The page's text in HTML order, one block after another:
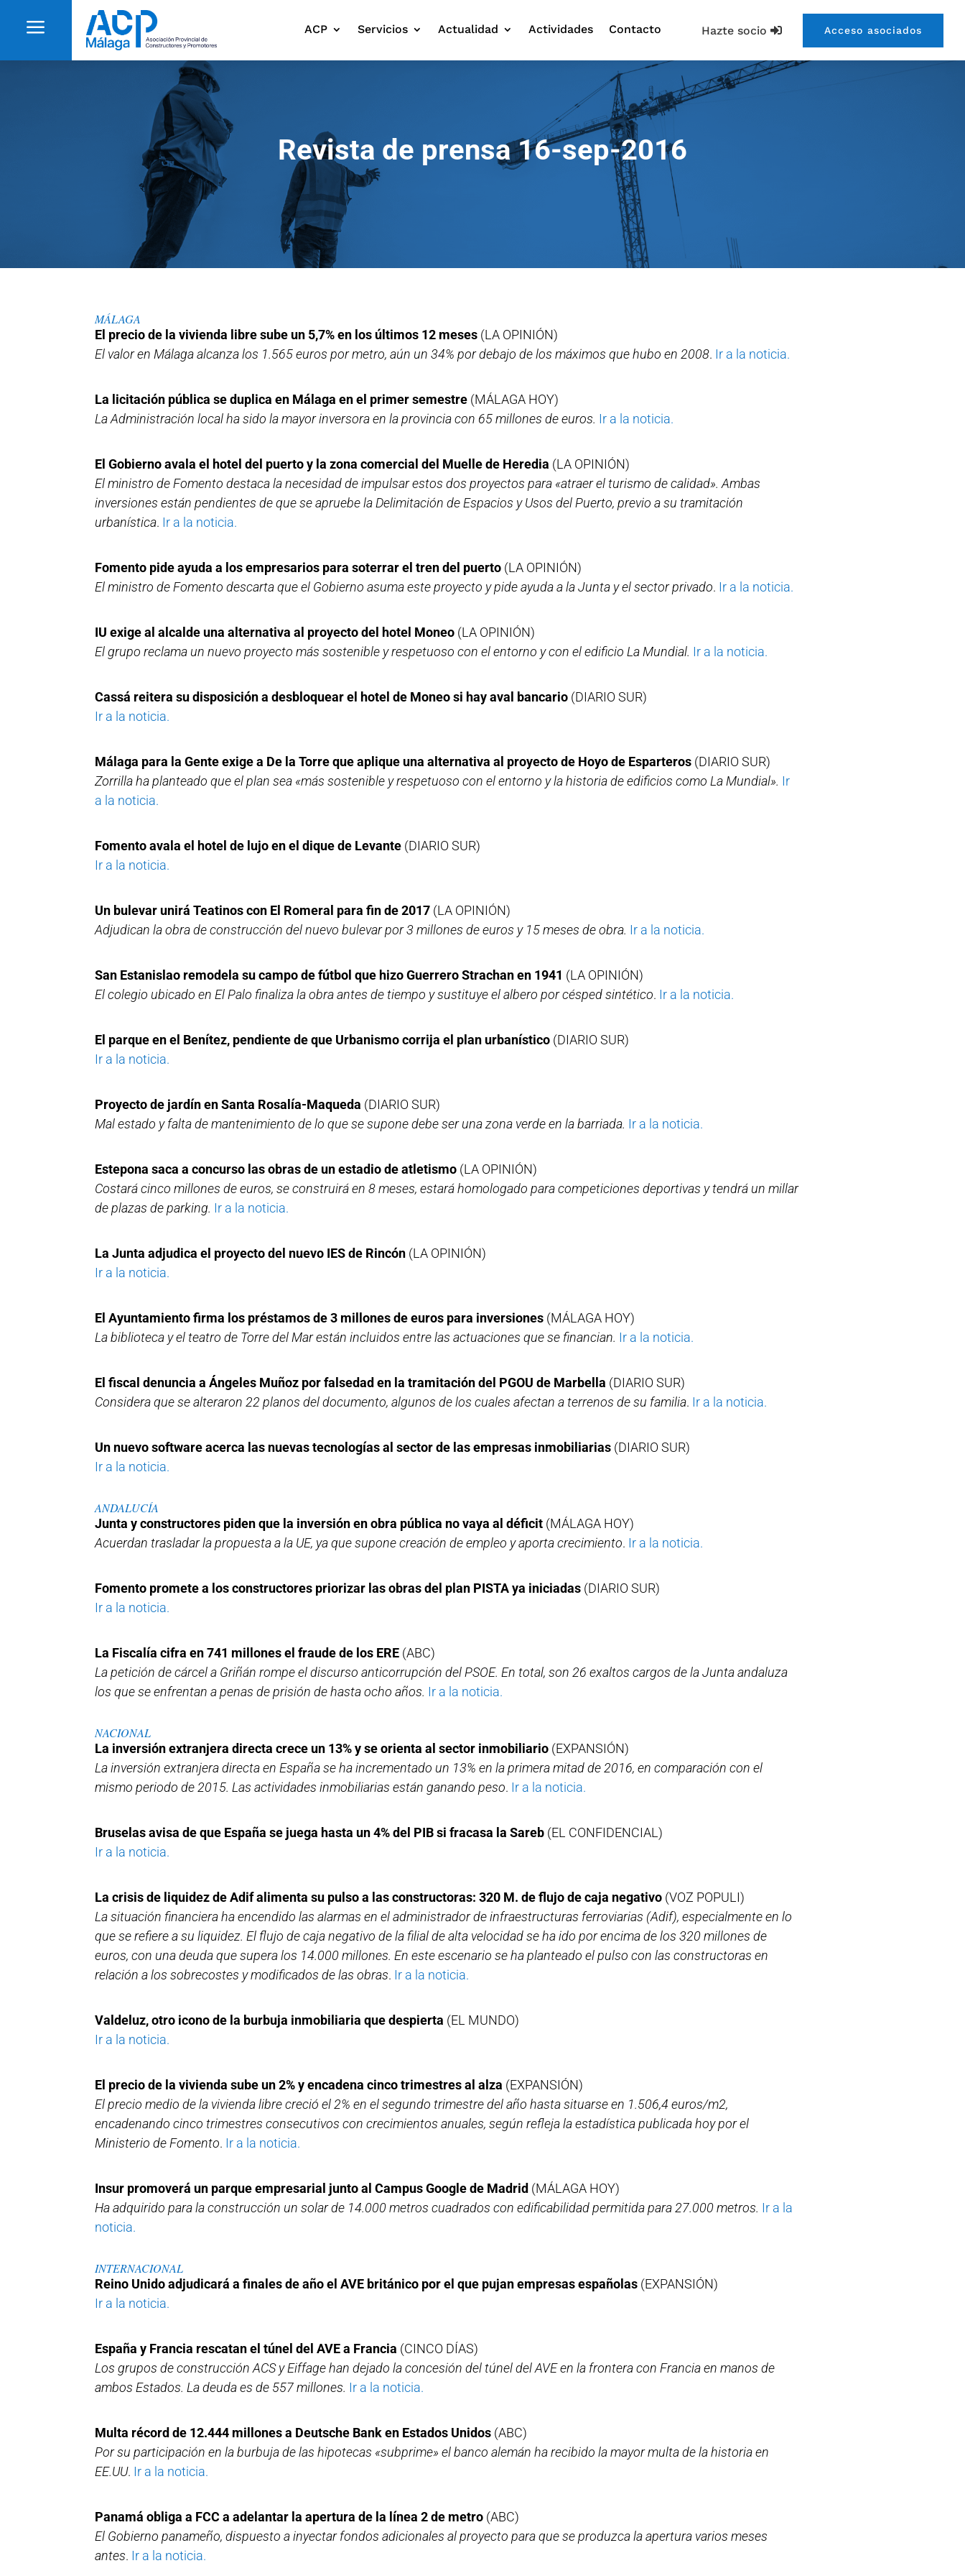
a Hazte socio Acceso asociados
ACP Servicios Actualidad Actividades Contacto
Revista de prensa 16-sep-2016
MÁLAGA
El precio de la vivienda libre sube un 5,7% en los últimos 12 meses (LA OPINIÓN)
El valor en Málaga alcanza los 1.565 euros por metro, aún un 34% por debajo de los máximos que hubo en 2008. Ir a la noticia.
La licitación pública se duplica en Málaga en el primer semestre (MÁLAGA HOY)
La Administración local ha sido la mayor inversora en la provincia con 65 millones de euros. Ir a la noticia.
El Gobierno avala el hotel del puerto y la zona comercial del Muelle de Heredia (LA OPINIÓN)
El ministro de Fomento destaca la necesidad de impulsar estos dos proyectos para «atraer el turismo de calidad». Ambas
inversiones están pendientes de que se apruebe la Delimitación de Espacios y Usos del Puerto, previo a su tramitación
urbanística. Ir a la noticia.
Fomento pide ayuda a los empresarios para soterrar el tren del puerto (LA OPINIÓN)
El ministro de Fomento descarta que el Gobierno asuma este proyecto y pide ayuda a la Junta y el sector privado. Ir a la noticia.
IU exige al alcalde una alternativa al proyecto del hotel Moneo (LA OPINIÓN)
El grupo reclama un nuevo proyecto más sostenible y respetuoso con el entorno y con el edificio La Mundial. Ir a la noticia.
Cassá reitera su disposición a desbloquear el hotel de Moneo si hay aval bancario (DIARIO SUR)
Ir a la noticia.
Málaga para la Gente exige a De la Torre que aplique una alternativa al proyecto de Hoyo de Esparteros (DIARIO SUR)
Zorrilla ha planteado que el plan sea «más sostenible y respetuoso con el entorno y la historia de edificios como La Mundial». Ir
a la noticia.
Fomento avala el hotel de lujo en el dique de Levante (DIARIO SUR)
Ir a la noticia.
Un bulevar unirá Teatinos con El Romeral para fin de 2017 (LA OPINIÓN)
Adjudican la obra de construcción del nuevo bulevar por 3 millones de euros y 15 meses de obra. Ir a la noticia.
San Estanislao remodela su campo de fútbol que hizo Guerrero Strachan en 1941 (LA OPINIÓN)
El colegio ubicado en El Palo finaliza la obra antes de tiempo y sustituye el albero por césped sintético. Ir a la noticia.
El parque en el Benítez, pendiente de que Urbanismo corrija el plan urbanístico (DIARIO SUR)
Ir a la noticia.
Proyecto de jardín en Santa Rosalía-Maqueda (DIARIO SUR)
Mal estado y falta de mantenimiento de lo que se supone debe ser una zona verde en la barriada. Ir a la noticia.
Estepona saca a concurso las obras de un estadio de atletismo (LA OPINIÓN)
Costará cinco millones de euros, se construirá en 8 meses, estará homologado para competiciones deportivas y tendrá un millar
de plazas de parking. Ir a la noticia.
La Junta adjudica el proyecto del nuevo IES de Rincón (LA OPINIÓN)
Ir a la noticia.
El Ayuntamiento firma los préstamos de 3 millones de euros para inversiones (MÁLAGA HOY)
La biblioteca y el teatro de Torre del Mar están incluidos entre las actuaciones que se financian. Ir a la noticia.
El fiscal denuncia a Ángeles Muñoz por falsedad en la tramitación del PGOU de Marbella (DIARIO SUR)
Considera que se alteraron 22 planos del documento, algunos de los cuales afectan a terrenos de su familia. Ir a la noticia.
Un nuevo software acerca las nuevas tecnologías al sector de las empresas inmobiliarias (DIARIO SUR)
Ir a la noticia.
ANDALUCÍA
Junta y constructores piden que la inversión en obra pública no vaya al déficit (MÁLAGA HOY)
Acuerdan trasladar la propuesta a la UE, ya que supone creación de empleo y aporta crecimiento. Ir a la noticia.
Fomento promete a los constructores priorizar las obras del plan PISTA ya iniciadas (DIARIO SUR)
Ir a la noticia.
La Fiscalía cifra en 741 millones el fraude de los ERE (ABC)
La petición de cárcel a Griñán rompe el discurso anticorrupción del PSOE. En total, son 26 exaltos cargos de la Junta andaluza
los que se enfrentan a penas de prisión de hasta ocho años. Ir a la noticia.
NACIONAL
La inversión extranjera directa crece un 13% y se orienta al sector inmobiliario (EXPANSIÓN)
La inversión extranjera directa en España se ha incrementado un 13% en la primera mitad de 2016, en comparación con el
mismo periodo de 2015. Las actividades inmobiliarias están ganando peso. Ir a la noticia.
Bruselas avisa de que España se juega hasta un 4% del PIB si fracasa la Sareb (EL CONFIDENCIAL)
Ir a la noticia.
La crisis de liquidez de Adif alimenta su pulso a las constructoras: 320 M. de flujo de caja negativo (VOZ POPULI)
La situación financiera ha encendido las alarmas en el administrador de infraestructuras ferroviarias (Adif), especialmente en lo
que se refiere a su liquidez. El flujo de caja negativo de la filial de alta velocidad se ha ido por encima de los 320 millones de
euros, con una deuda que supera los 14.000 millones. En este escenario se ha planteado el pulso con las constructoras en
relación a los sobrecostes y modificados de las obras. Ir a la noticia.
Valdeluz, otro icono de la burbuja inmobiliaria que despierta (EL MUNDO)
Ir a la noticia.
El precio de la vivienda sube un 2% y encadena cinco trimestres al alza (EXPANSIÓN)
El precio medio de la vivienda libre creció el 2% en el segundo trimestre del año hasta situarse en 1.506,4 euros/m2,
encadenando cinco trimestres consecutivos con crecimientos anuales, según refleja la estadística publicada hoy por el
Ministerio de Fomento. Ir a la noticia.
Insur promoverá un parque empresarial junto al Campus Google de Madrid (MÁLAGA HOY)
Ha adquirido para la construcción un solar de 14.000 metros cuadrados con edificabilidad permitida para 27.000 metros. Ir a la
noticia.
INTERNACIONAL
Reino Unido adjudicará a finales de año el AVE británico por el que pujan empresas españolas (EXPANSIÓN)
Ir a la noticia.
España y Francia rescatan el túnel del AVE a Francia (CINCO DÍAS)
Los grupos de construcción ACS y Eiffage han dejado la concesión del túnel del AVE en la frontera con Francia en manos de
ambos Estados. La deuda es de 557 millones. Ir a la noticia.
Multa récord de 12.444 millones a Deutsche Bank en Estados Unidos (ABC)
Por su participación en la burbuja de las hipotecas «subprime» el banco alemán ha recibido la mayor multa de la historia en
EE.UU. Ir a la noticia.
Panamá obliga a FCC a adelantar la apertura de la línea 2 de metro (ABC)
El Gobierno panameño, dispuesto a inyectar fondos adicionales al proyecto para que se produzca la apertura varios meses
antes. Ir a la noticia.